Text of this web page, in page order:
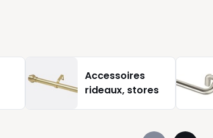
Accessoires
rideaux, stores